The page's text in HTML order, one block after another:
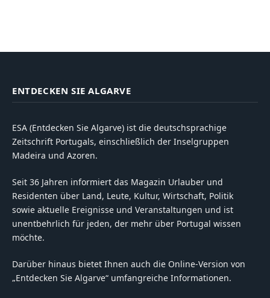
ENTDECKEN SIE ALGARVE
ESA (Entdecken Sie Algarve) ist die deutschsprachige
Zeitschrift Portugals, einschließlich der Inselgruppen
Madeira und Azoren.
Seit 36 Jahren informiert das Magazin Urlauber und
Residenten über Land, Leute, Kultur, Wirtschaft, Politik
sowie aktuelle Ereignisse und Veranstaltungen und ist
unentbehrlich für jeden, der mehr über Portugal wissen
möchte.
Darüber hinaus bietet Ihnen auch die Online-Version von
„Entdecken Sie Algarve“ umfangreiche Informationen.